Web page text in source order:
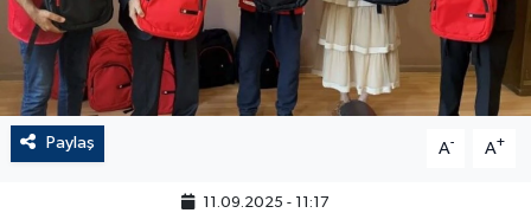
Paylaş A- A+
11.09.2025 - 11:17